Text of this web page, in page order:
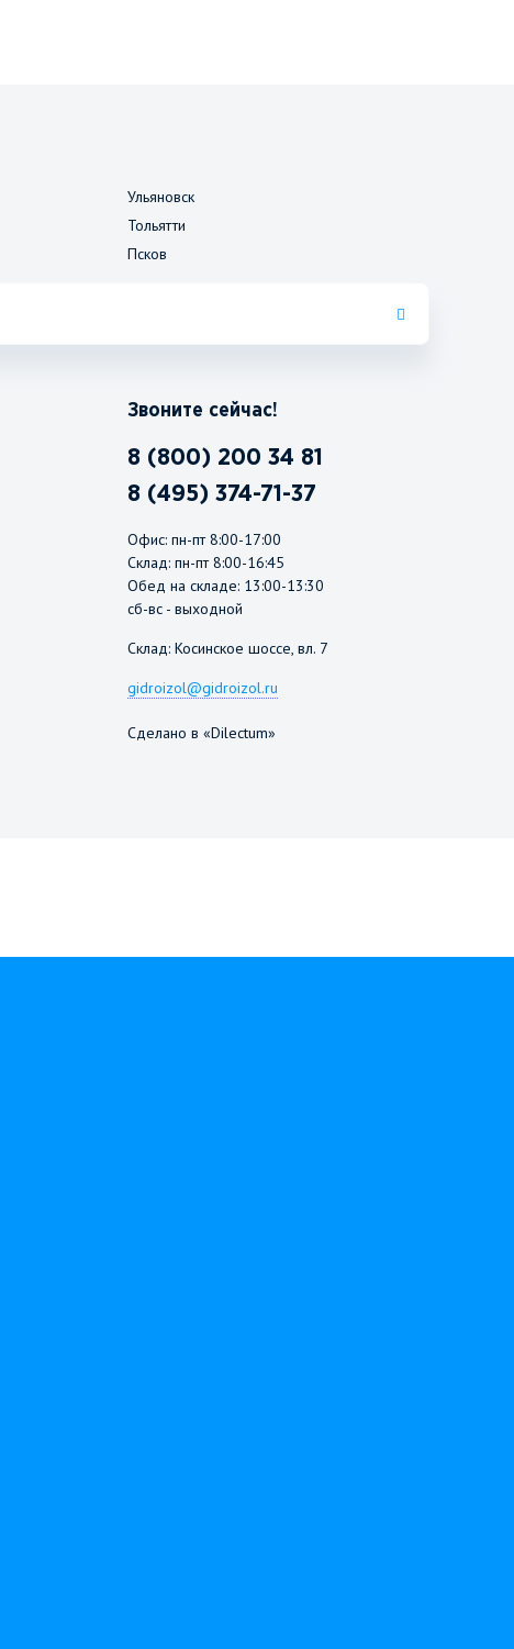
Ульяновск
Тольятти
Псков
Звоните сейчас!
8 (800) 200 34 81
8 (495) 374-71-37
Офис: пн-пт 8:00-17:00
Склад: пн-пт 8:00-16:45
Обед на складе: 13:00-13:30
сб-вс - выходной
Склад: Косинское шоссе, вл. 7
gidroizol@gidroizol.ru
Сделано в «Dilectum»